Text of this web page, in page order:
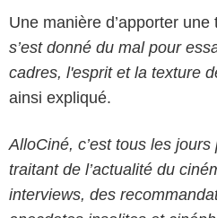
Une manière d’apporter
s’est donné du mal pour
cadres, l'esprit et la texture
ainsi expliqué.
AlloCiné, c’est tous les
traitant de l’actualité du
interviews, des